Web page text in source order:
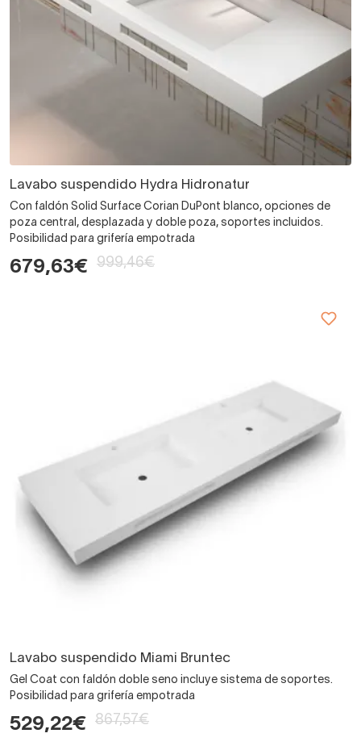
Lavabo suspendido Hydra Hidronatur
Con faldón Solid Surface Corian DuPont blanco, opciones de
poza central, desplazada y doble poza, soportes incluidos.
Posibilidad para grifería empotrada
679,63€ 999,46€
Lavabo suspendido Miami Bruntec
Gel Coat con faldón doble seno incluye sistema de soportes.
Posibilidad para grifería empotrada
529,22€ 867,57€